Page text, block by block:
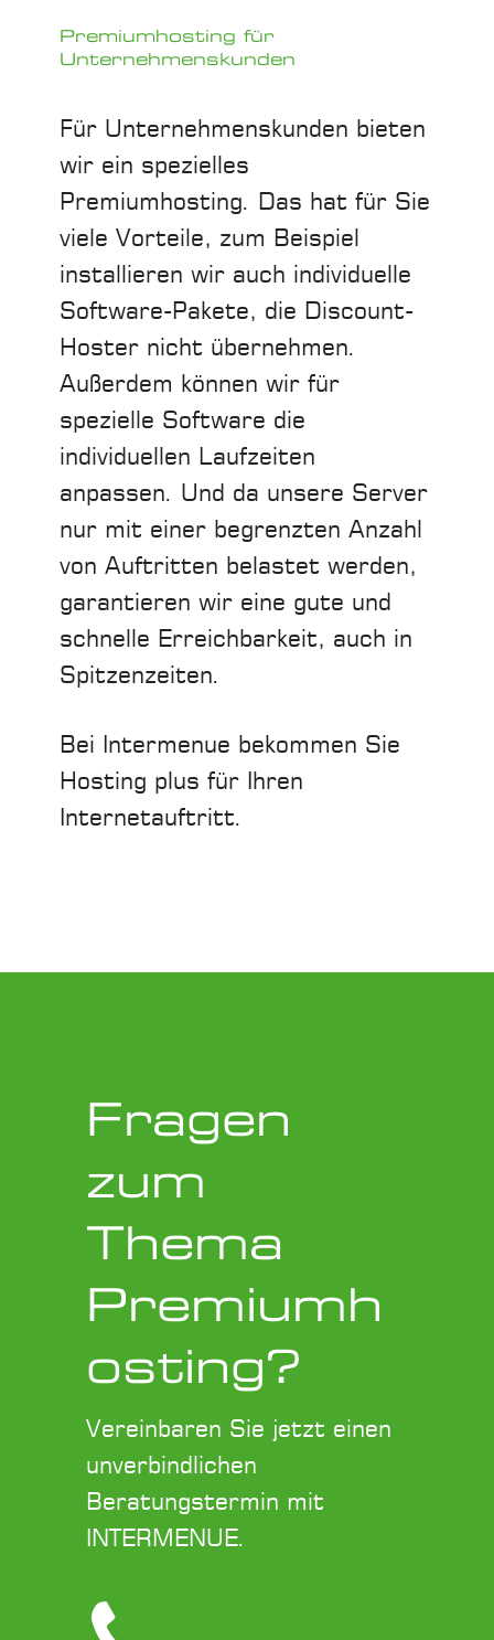
Premiumhosting für
Unternehmenskunden
Für Unternehmenskunden bieten
wir ein spezielles
Premiumhosting. Das hat für Sie
viele Vorteile, zum Beispiel
installieren wir auch individuelle
Software-Pakete, die Discount-
Hoster nicht übernehmen.
Außerdem können wir für
spezielle Software die
individuellen Laufzeiten
anpassen. Und da unsere Server
nur mit einer begrenzten Anzahl
von Auftritten belastet werden,
garantieren wir eine gute und
schnelle Erreichbarkeit, auch in
Spitzenzeiten.
Bei Intermenue bekommen Sie
Hosting plus für Ihren
Internetauftritt.
Fragen
zum
Thema
Premiumh
osting?
Vereinbaren Sie jetzt einen
unverbindlichen
Beratungstermin mit
INTERMENUE.